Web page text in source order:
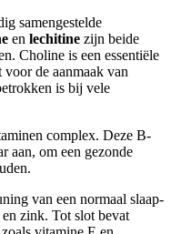
samengestelde
en lechitine zijn beide
Choline is een essentiële
de aanmaak van
is bij vele
complex. Deze B-
aan, om een gezonde
van een normaal slaap-
zink. Tot slot bevat